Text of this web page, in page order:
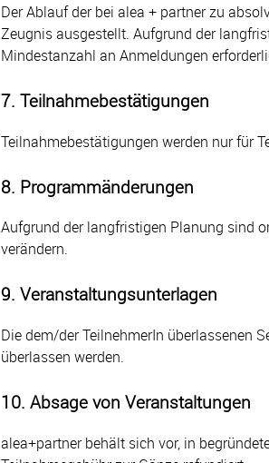
Der Ablauf der bei alea + partner zu
Zeugnis ausgestellt. Aufgrund der
Mindestanzahl an Anmeldungen
7. Teilnahmebestätigungen
Teilnahmebestätigungen werden nur für
8. Programmänderungen
Aufgrund der langfristigen Planung sind
verändern.
9. Veranstaltungsunterlagen
Die dem/der TeilnehmerIn überlassenen
überlassen werden.
10. Absage von Veranstaltungen
alea+partner behält sich vor, in